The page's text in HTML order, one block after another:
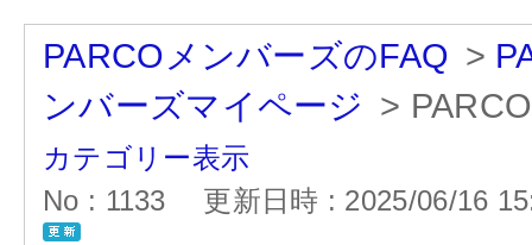
PARCOメンバーズのFAQ >
ンバーズマイページ >
カテゴリー表示
No : 1133
更新日時 : 2025/06/16